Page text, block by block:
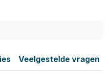
Veelgestelde vragen